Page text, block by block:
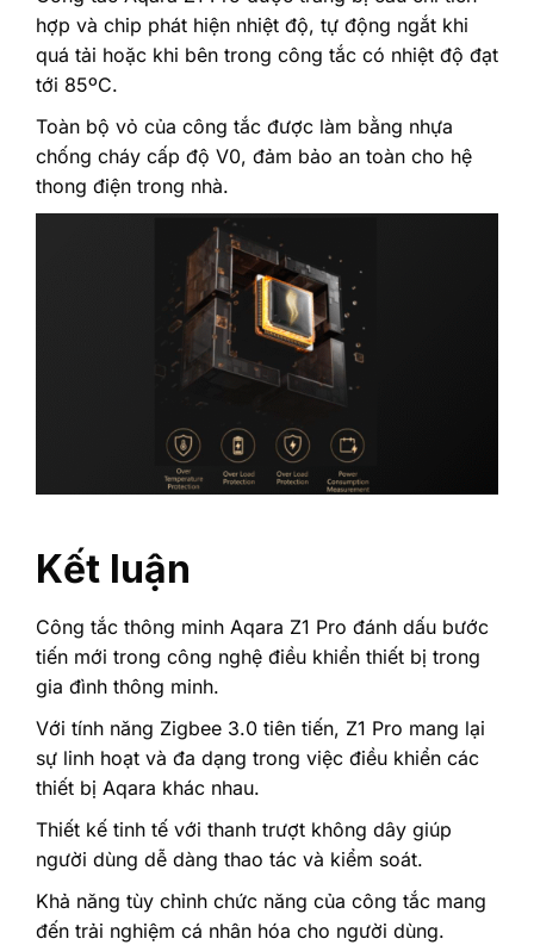
hợp và chip phát hiện nhiệt độ, tự động ngắt khi
quá tải hoặc khi bên trong công tắc có nhiệt độ đạt
tới 85ºC.
Toàn bộ vỏ của công tắc được làm bằng nhựa
chống cháy cấp độ V0, đảm bảo an toàn cho hệ
thong điện trong nhà.
Kết luận
Công tắc thông minh Aqara Z1 Pro đánh dấu bước
tiến mới trong công nghệ điều khiển thiết bị trong
gia đình thông minh.
Với tính năng Zigbee 3.0 tiên tiến, Z1 Pro mang lại
sự linh hoạt và đa dạng trong việc điều khiển các
thiết bị Aqara khác nhau.
Thiết kế tinh tế với thanh trượt không dây giúp
người dùng dễ dàng thao tác và kiểm soát.
Khả năng tùy chỉnh chức năng của công tắc mang
đến trải nghiệm cá nhân hóa cho người dùng.